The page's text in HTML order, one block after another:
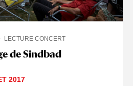
de Sindbad
LECTURE CONCERT
2017